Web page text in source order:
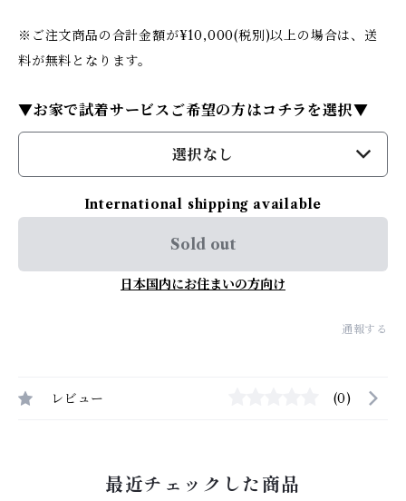
※ご注文商品の合計金額が¥10,000(税別)以上の場合は、送
料が無料となります。
▼お家で試着サービスご希望の方はコチラを選択▼
選択なし
International shipping available
Sold out
日本国内にお住まいの方向け
通報する
レビュー (0)
最近チェックした商品